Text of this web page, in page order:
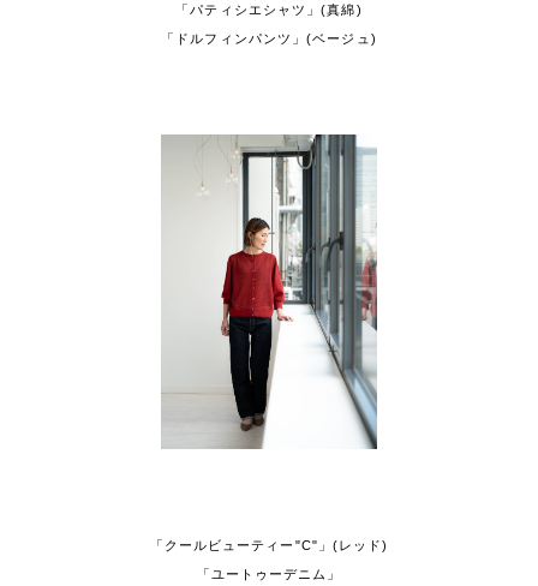
「パティシエシャツ」(真綿)
「ドルフィンパンツ」(ベージュ)
「クールビューティー"C"」(レッド)
「ユートゥーデニム」